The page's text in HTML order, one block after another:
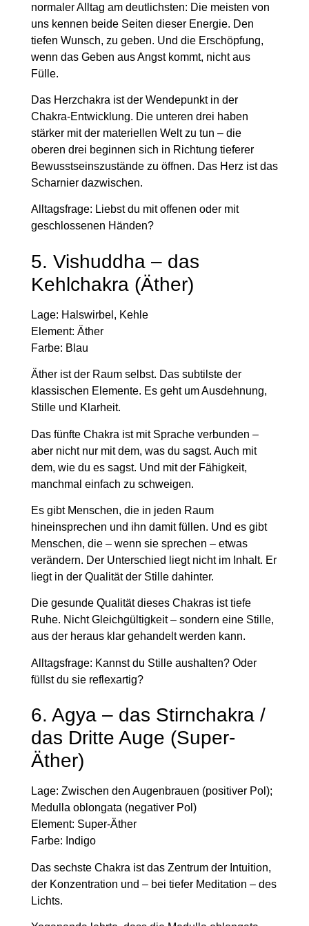
normaler Alltag am deutlichsten: Die meisten von
uns kennen beide Seiten dieser Energie. Den
tiefen Wunsch, zu geben. Und die Erschöpfung,
wenn das Geben aus Angst kommt, nicht aus
Fülle.
Das Herzchakra ist der Wendepunkt in der
Chakra-Entwicklung. Die unteren drei haben
stärker mit der materiellen Welt zu tun – die
oberen drei beginnen sich in Richtung tieferer
Bewusstseinszustände zu öffnen. Das Herz ist das
Scharnier dazwischen.
Alltagsfrage: Liebst du mit offenen oder mit
geschlossenen Händen?
5. Vishuddha – das
Kehlchakra (Äther)
Lage: Halswirbel, Kehle
Element: Äther
Farbe: Blau
Äther ist der Raum selbst. Das subtilste der
klassischen Elemente. Es geht um Ausdehnung,
Stille und Klarheit.
Das fünfte Chakra ist mit Sprache verbunden –
aber nicht nur mit dem, was du sagst. Auch mit
dem, wie du es sagst. Und mit der Fähigkeit,
manchmal einfach zu schweigen.
Es gibt Menschen, die in jeden Raum
hineinsprechen und ihn damit füllen. Und es gibt
Menschen, die – wenn sie sprechen – etwas
verändern. Der Unterschied liegt nicht im Inhalt. Er
liegt in der Qualität der Stille dahinter.
Die gesunde Qualität dieses Chakras ist tiefe
Ruhe. Nicht Gleichgültigkeit – sondern eine Stille,
aus der heraus klar gehandelt werden kann.
Alltagsfrage: Kannst du Stille aushalten? Oder
füllst du sie reflexartig?
6. Agya – das Stirnchakra /
das Dritte Auge (Super-
Äther)
Lage: Zwischen den Augenbrauen (positiver Pol);
Medulla oblongata (negativer Pol)
Element: Super-Äther
Farbe: Indigo
Das sechste Chakra ist das Zentrum der Intuition,
der Konzentration und – bei tiefer Meditation – des
Lichts.